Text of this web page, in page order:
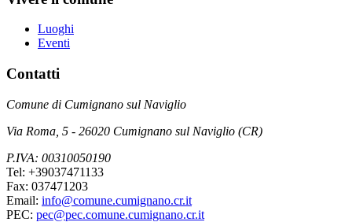
Luoghi
Eventi
Contatti
Comune di Cumignano sul Naviglio
Via Roma, 5 - 26020 Cumignano sul Naviglio (CR)
P.IVA: 00310050190
Tel: +39037471133
Fax: 037471203
Email: info@comune.cumignano.cr.it
PEC: pec@pec.comune.cumignano.cr.it